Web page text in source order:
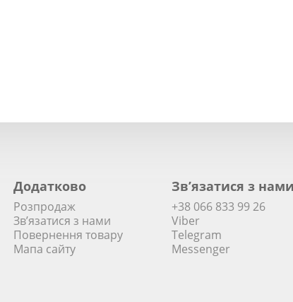
Додатково
Розпродаж
Зв’язатися з нами
Повернення товару
Мапа сайту
Зв’язатися з нами
+38 066 833 99 26
Viber
Telegram
Messenger